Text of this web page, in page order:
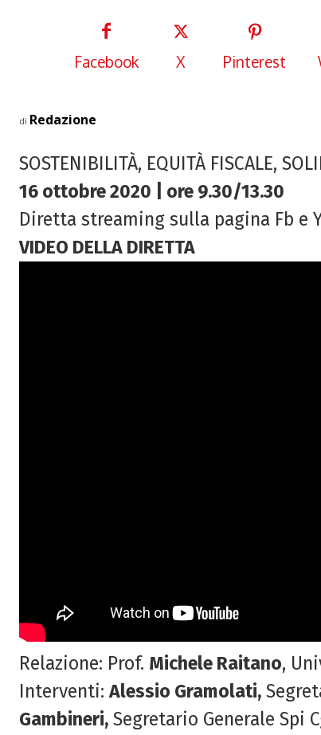
Facebook X Pinterest
di Redazione
SOSTENIBILITÀ, EQUITÀ FISCALE,
16 ottobre 2020 | ore 9.30/13.30
Diretta streaming sulla pagina Fb e
VIDEO DELLA DIRETTA
Relazione: Prof. Michele Raitano,
Interventi:Alessio Gramolati,
Gambineri, Segretario Generale Spi